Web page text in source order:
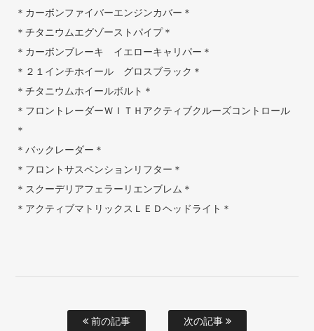
＊カーボンファイバーエンジンカバー＊
＊チタニウムエグゾーストパイプ＊
＊カーボンブレーキ イエローキャリパー＊
＊２１インチホイール グロスブラック＊
＊チタニウムホイールボルト＊
＊フロントレーダーＷＩＴＨアクティブクルーズコントロール
＊
＊バックレーダー＊
＊フロントサスペンションリフター＊
＊スクーデリアフェラーリエンブレム＊
＊アクティブマトリックスＬＥＤヘッドライト＊
前の記事 次の記事